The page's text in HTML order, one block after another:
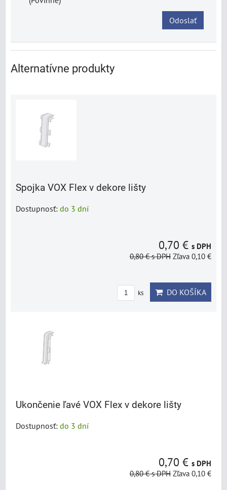
Odoslať
Alternatívne produkty
Spojka VOX Flex v dekore lišty
Dostupnosť: do 3 dní
0,70 € s DPH
0,80 €s DPH Zľava 0,10 €
ks DO KOŠÍKA
Ukončenie ľavé VOX Flex v dekore lišty
Dostupnosť: do 3 dní
0,70 € s DPH
0,80 €s DPH Zľava 0,10 €